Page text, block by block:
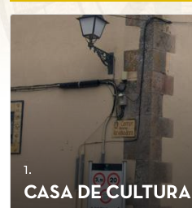
1.
CASA DE CULTURA